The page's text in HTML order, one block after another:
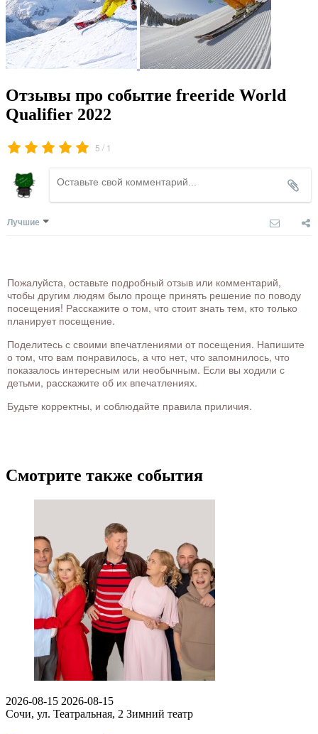
Отзывы про событие freeride World
Qualifier 2022
5 / 1
Лучшие
Пожалуйста, оставьте подробный отзыв или комментарий,
чтобы другим людям было проще принять решение по поводу
посещения! Расскажите о том, что стоит знать тем, кто только
планирует посещение.
Поделитесь с своими впечатлениями от посещения. Напишите
о том, что вам понравилось, а что нет, что запомнилось, что
показалось интересным или необычным. Если вы ходили с
детьми, расскажите об их впечатлениях.
Будьте корректны, и соблюдайте правила приличия.
Смотрите также события
2026-08-15 2026-08-15
Сочи, ул. Театральная, 2 Зимний театр